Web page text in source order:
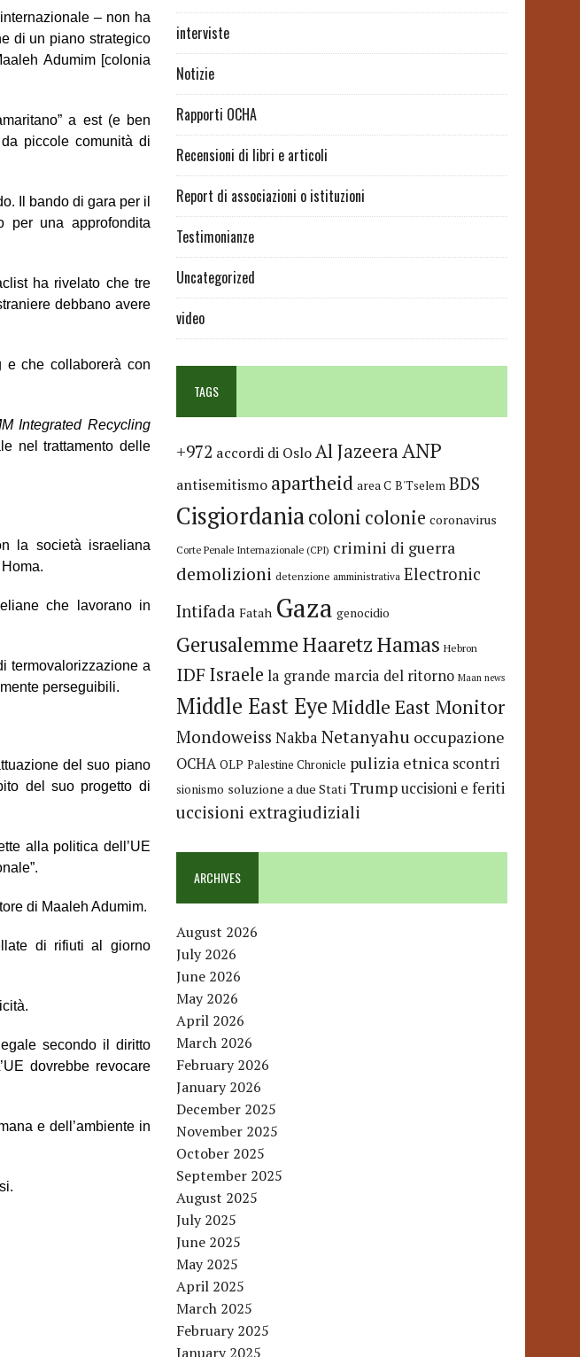
– non ha
di un piano strategico
Adumim [colonia
a est (e ben
piccole comunità di
Il bando di gara per il
per una approfondita
ha rivelato che tre
debbano avere
e che collaborerà con
Integrated Recycling
nel trattamento delle
la società israeliana
che lavorano in
termovalorizzazione a
perseguibili.
del suo piano
del suo progetto di
alla politica dell’UE
di Maaleh Adumim.
di rifiuti al giorno
à.
secondo il diritto
dovrebbe revocare
e dell’ambiente in
interviste
Notizie
Rapporti OCHA
Recensioni di libri e articoli
Report di associazioni o istituzioni
Testimonianze
Uncategorized
video
TAGS
+972 accordi di OsloAl JazeeraANP
antisemitismo apartheid area C B'Tselem BDS
Cisgiordaniacoloni colonie coronavirus
Corte Penale Internazionale (CPI) crimini di guerra
demolizioni detenzione amministrativa Electronic
Intifada Fatah Gaza genocidio
GerusalemmeHaaretzHamas Hebron
IDF Israele la grande marcia del ritorno Maan news
Middle East Eye Middle East Monitor
Mondoweiss Nakba Netanyahu occupazione
OCHA OLP Palestine Chronicle pulizia etnica scontri
sionismo soluzione a due Stati Trumpuccisioni e feriti
uccisioni extragiudiziali
ARCHIVES
August 2026
July 2026
June 2026
May 2026
April 2026
March 2026
February 2026
January 2026
December 2025
November 2025
October 2025
September 2025
August 2025
July 2025
June 2025
May 2025
April 2025
March 2025
February 2025
January 2025